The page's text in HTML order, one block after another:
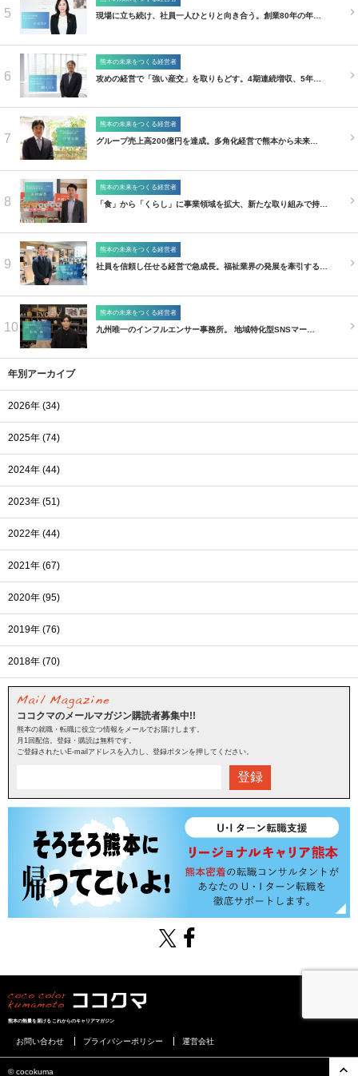
5 現場に立ち続け、社員一人ひとりと向き合う。創業80年の年…
6
熊本の未来をつくる経営者
攻めの経営で「強い産交」を取りもどす。4期連続増収、5年…
7
熊本の未来をつくる経営者
グループ売上高200億円を達成。多角化経営で熊本から未来…
8
熊本の未来をつくる経営者
「食」から「くらし」に事業領域を拡大、新たな取り組みで持…
9
熊本の未来をつくる経営者
社員を信頼し任せる経営で急成長。福祉業界の発展を牽引する…
10
熊本の未来をつくる経営者
九州唯一のインフルエンサー事務所。 地域特化型SNSマー…
年別アーカイブ
2026年 (34)
2025年 (74)
2024年 (44)
2023年 (51)
2022年 (44)
2021年 (67)
2020年 (95)
2019年 (76)
2018年 (70)
ココクマのメールマガジン購読者募集中!!
熊本の就職・転職に役立つ情報をメールでお届けします。
月1回配信。登録・購読は無料です。
ご登録されたいE-mailアドレスを入力し、登録ボタンを押してください。
登録
熊本の熱量を届けるこれからのキャリアマガジン
お問い合わせ プライバシーポリシー 運営会社
©︎ cocokuma